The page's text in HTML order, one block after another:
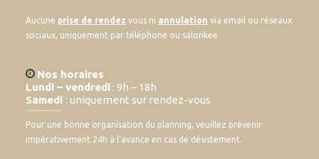
Aucune prise de rendez vous ni annulation via email ou réseaux
sociaux, uniquement par téléphone ou salonkee
Nos horaires
Lundi – vendredi : 9h – 18h
Samedi : uniquement sur rendez-vous
Pour une bonne organisation du planning, veuillez prévenir
impérativement 24h à l’avance en cas de désistement.